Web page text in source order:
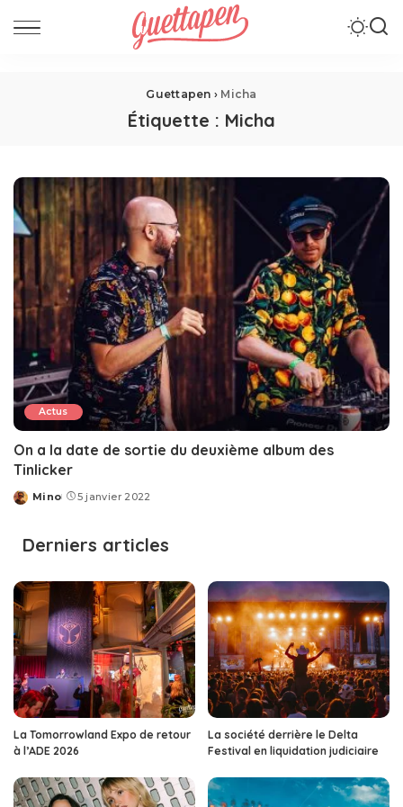
Guettapen › Micha
Étiquette : Micha
Actus
On a la date de sortie du deuxième album des
Tinlicker
Posted
Mino 5 janvier 2022
Derniers articles
La Tomorrowland Expo de retour
à l’ADE 2026
La société derrière le Delta
Festival en liquidation judiciaire